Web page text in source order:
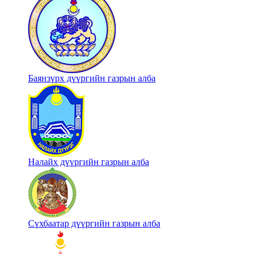
Баянзүрх дүүргийн газрын алба
Налайх дүүргийн газрын алба
Сүхбаатар дүүргийн газрын алба